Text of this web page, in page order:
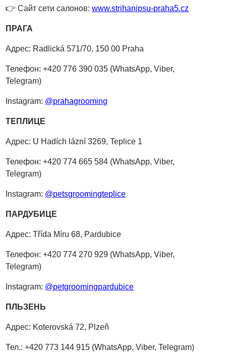
👉 Сайт сети салонов:www.strihanipsu-praha5.cz
ПРАГА
Адрес: Radlická 571/70, 150 00 Praha
Телефон: +420 776 390 035 (WhatsApp, Viber,
Telegram)
Instagram: @prahagrooming
ТЕПЛИЦЕ
Адрес: U Hadích lázní 3269, Teplice 1
Телефон: +420 774 665 584 (WhatsApp, Viber,
Telegram)
Instagram: @petsgroomingteplice
ПАРДУБИЦЕ
Адрес: Třída Míru 68, Pardubice
Телефон: +420 774 270 929 (WhatsApp, Viber,
Telegram)
Instagram: @petgroomingpardubice
ПЛЬЗЕНЬ
Адрес: Koterovská 72, Plzeň
Тел.: +420 773 144 915 (WhatsApp, Viber, Telegram)